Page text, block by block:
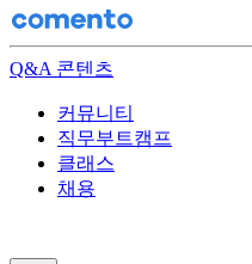
Q&A 콘텐츠
커뮤니티
직무부트캠프
클래스
채용